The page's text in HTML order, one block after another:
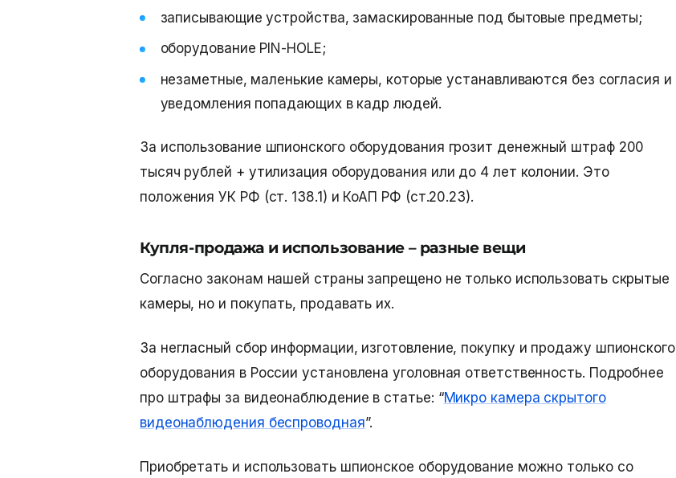
записывающие устройства, замаскированные под бытовые предметы;
оборудование PIN-HOLE;
незаметные, маленькие камеры, которые устанавливаются без согласия и
уведомления попадающих в кадр людей.
За использование шпионского оборудования грозит денежный штраф 200
тысяч рублей + утилизация оборудования или до 4 лет колонии. Это
положения УК РФ (ст. 138.1) и КоАП РФ (ст.20.23).
Купля-продажа и использование – разные вещи
Согласно законам нашей страны запрещено не только использовать скрытые
камеры, но и покупать, продавать их.
За негласный сбор информации, изготовление, покупку и продажу шпионского
оборудования в России установлена уголовная ответственность. Подробнее
про штрафы за видеонаблюдение в статье: “Микро камера скрытого
видеонаблюдения беспроводная”.
Приобретать и использовать шпионское оборудование можно только со